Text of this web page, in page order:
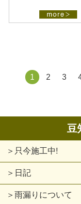
1 2 3
豆
只今施工中!
日記
雨漏りについて